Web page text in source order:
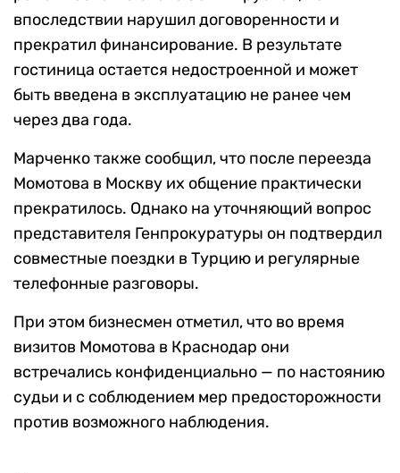
впоследствии нарушил договоренности и
прекратил финансирование. В результате
гостиница остается недостроенной и может
быть введена в эксплуатацию не ранее чем
через два года.
Марченко также сообщил, что после переезда
Момотова в Москву их общение практически
прекратилось. Однако на уточняющий вопрос
представителя Генпрокуратуры он подтвердил
совместные поездки в Турцию и регулярные
телефонные разговоры.
При этом бизнесмен отметил, что во время
визитов Момотова в Краснодар они
встречались конфиденциально — по настоянию
судьи и с соблюдением мер предосторожности
против возможного наблюдения.